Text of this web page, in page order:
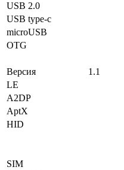
USB 2.0
USB type-c
microUSB
OTG
Версия
1.1
LE
A2DP
AptX
HID
SIM